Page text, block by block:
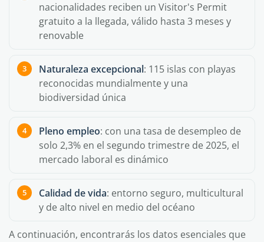
nacionalidades reciben un Visitor's Permit
gratuito a la llegada, válido hasta 3 meses y
renovable
Naturaleza excepcional: 115 islas con playas
reconocidas mundialmente y una
biodiversidad única
Pleno empleo: con una tasa de desempleo de
solo 2,3% en el segundo trimestre de 2025, el
mercado laboral es dinámico
Calidad de vida: entorno seguro, multicultural
y de alto nivel en medio del océano
A continuación, encontrarás los datos esenciales que